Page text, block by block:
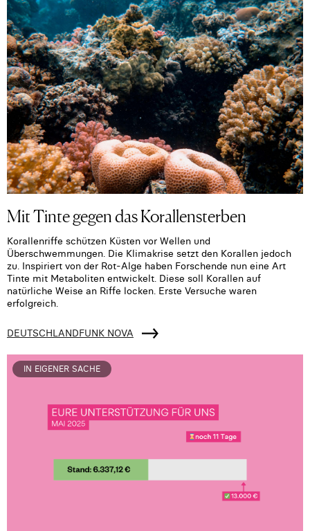
Mit Tinte gegen das Korallensterben
Korallenriffe schützen Küsten vor Wellen und
Überschwemmungen. Die Klimakrise setzt den Korallen jedoch
zu. Inspiriert von der Rot-Alge haben Forschende nun eine Art
Tinte mit Metaboliten entwickelt. Diese soll Korallen auf
natürliche Weise an Riffe locken. Erste Versuche waren
erfolgreich.
DEUTSCHLANDFUNK NOVA
IN EIGENER SACHE